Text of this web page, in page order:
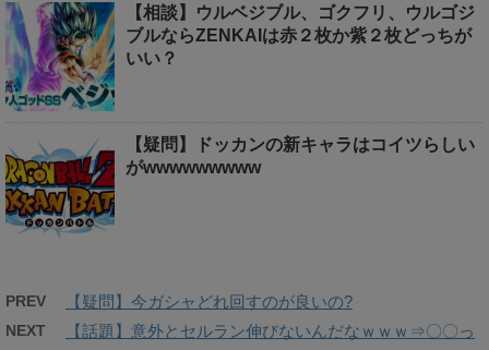
【相談】ウルベジブル、ゴクフリ、ウルゴジ
ブルならZENKAIは赤２枚か紫２枚どっちが
いい？
【疑問】ドッカンの新キャラはコイツらしい
がwwwwwwwww
PREV 【疑問】今ガシャどれ回すのが良いの?
NEXT
【話題】意外とセルラン伸びないんだなｗｗｗ⇒〇〇っ